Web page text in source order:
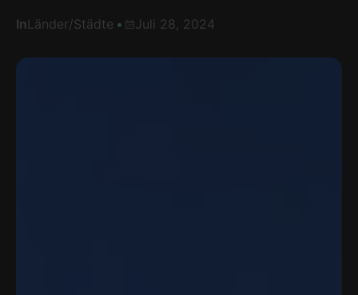
InLänder/Städte Juli 28, 2024